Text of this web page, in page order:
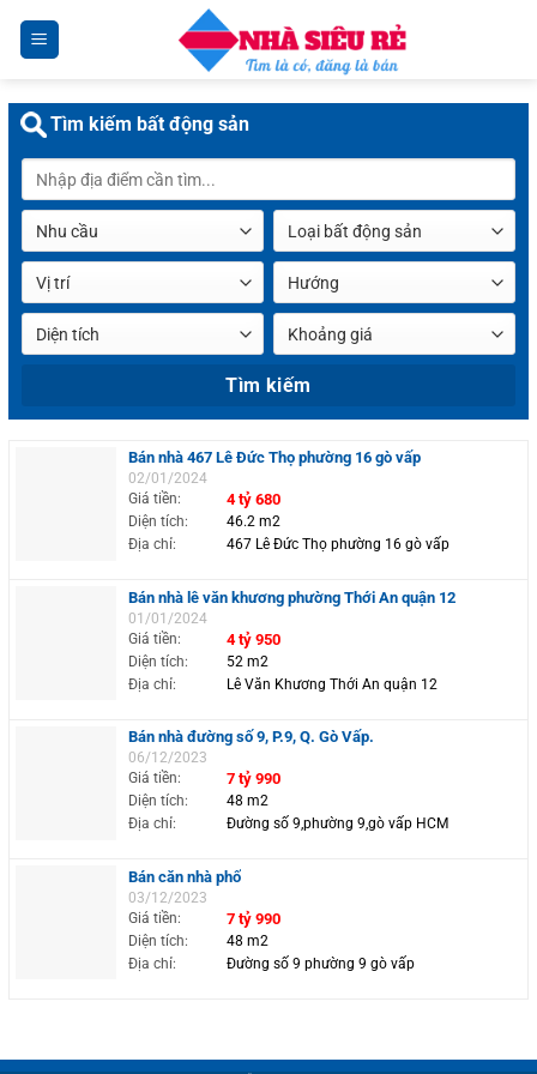
dung
Bán nhà 467 Lê Đức Thọ phường 16 gò vấp
02/01/2024
Giá tiền:
4 tỷ 680
Diện tích:
46.2 m2
Địa chỉ:
467 Lê Đức Thọ phường 16 gò vấp
Bán nhà lê văn khương phường Thới An quận 12
01/01/2024
Giá tiền:
4 tỷ 950
Diện tích:
52 m2
Địa chỉ:
Lê Văn Khương Thới An quận 12
Bán nhà đường số 9, P.9, Q. Gò Vấp.
06/12/2023
Giá tiền:
7 tỷ 990
Diện tích:
48 m2
Địa chỉ:
Đường số 9,phường 9,gò vấp HCM
Bán căn nhà phố
03/12/2023
Giá tiền:
7 tỷ 990
Diện tích:
48 m2
Địa chỉ:
Đường số 9 phường 9 gò vấp
Tìm kiếm bất động sản